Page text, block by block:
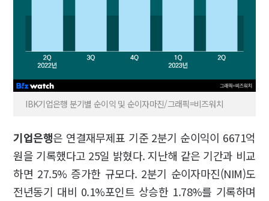
IBK기업은행 분기별 순이익 및 순이자마진/그래픽=비즈워치
기업은행은 연결재무제표 기준 2분기 순이익이 6671억
원을 기록했다고 25일 밝혔다. 지난해 같은 기간과 비교
하면 27.5% 증가한 규모다. 2분기 순이자마진(NIM)도
전년동기 대비 0.1%포인트 상승한 1.78%를 기록하며